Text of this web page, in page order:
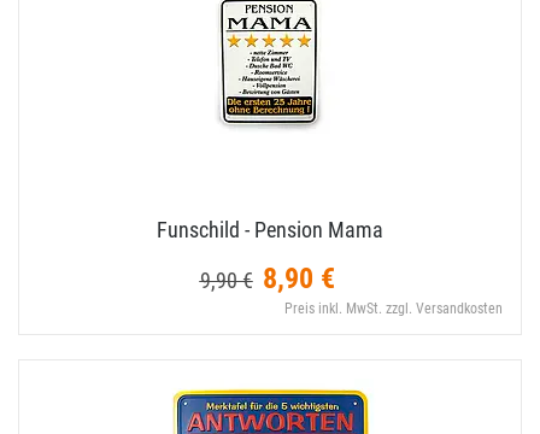
Funschild - Pension Mama
9,90 € 8,90 €
Preis inkl. MwSt. zzgl. Versandkosten